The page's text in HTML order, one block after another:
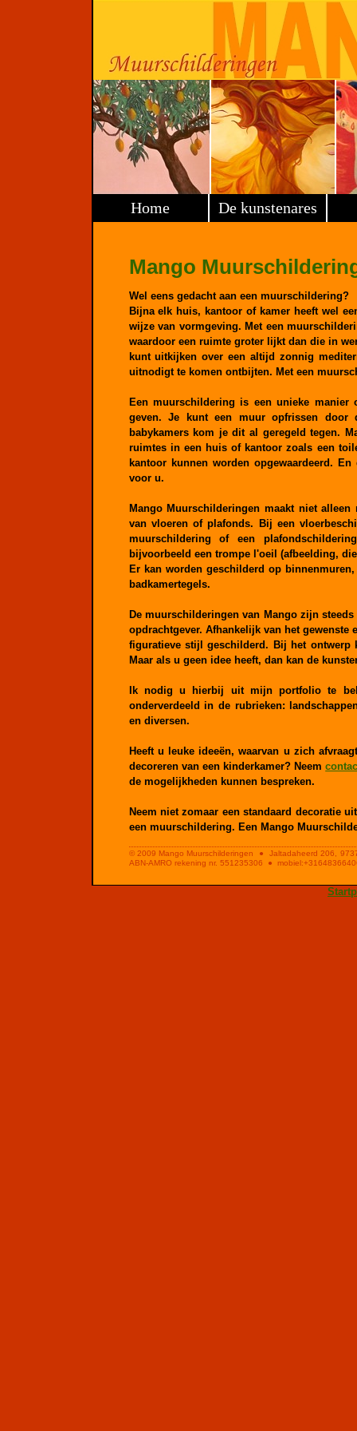
Home De kunstenares
Hier zit het menu balk.
Mango
Wel eens gedacht aan een muurschildering?
Bijna elk huis, kantoor of kamer heeft wel
wijze van vormgeving. Met een
waardoor een ruimte groter lijkt dan die in
kunt uitkijken over een altijd zonnig
uitnodigt te komen ontbijten. Met een
Een muurschildering is een unieke
geven. Je kunt een muur opfrissen door
babykamers kom je dit al geregeld tegen.
ruimtes in een huis of kantoor zoals een
kantoor kunnen worden opgewaardeerd.
voor u.
Mango Muurschilderingen maakt niet
van vloeren of plafonds. Bij een
muurschildering of een
bijvoorbeeld een trompe l'oeil (afbeelding,
Er kan worden geschilderd op
badkamertegels.
De muurschilderingen van Mango zijn
opdrachtgever. Afhankelijk van het
figuratieve stijl geschilderd. Bij het ontwerp
Maar als u geen idee heeft, dan kan de
Ik nodig u hierbij uit mijn portfolio te
onderverdeeld in de rubrieken:
en diversen.
Heeft u leuke ideeën, waarvan u zich
decoreren van een kinderkamer? Neem
de mogelijkheden kunnen bespreken.
Neem niet zomaar een standaard decoratie
een muurschildering. Een Mango
© 2009 Mango Muurschilderingen ● Jaltadaheerd 206,
ABN-AMRO rekening nr. 551235306 ●